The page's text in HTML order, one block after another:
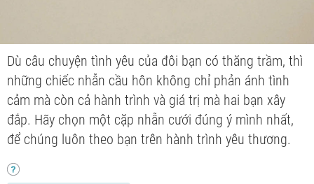
Dù câu chuyện tình yêu của đôi bạn có thăng trầm, thì
những chiếc nhẫn cầu hôn không chỉ phản ánh tình
cảm mà còn cả hành trình và giá trị mà hai bạn xây
đắp. Hãy chọn một cặp nhẫn cưới đúng ý mình nhất,
để chúng luôn theo bạn trên hành trình yêu thương.